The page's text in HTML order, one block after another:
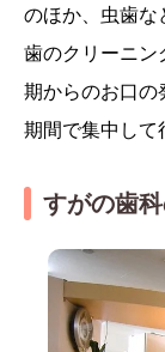
のほか、虫歯な
歯のクリーニン
期からのお口の
期間で集中して
すがの歯